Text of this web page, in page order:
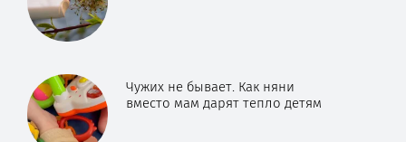
Чужих не бывает. Как няни
вместо мам дарят тепло детям